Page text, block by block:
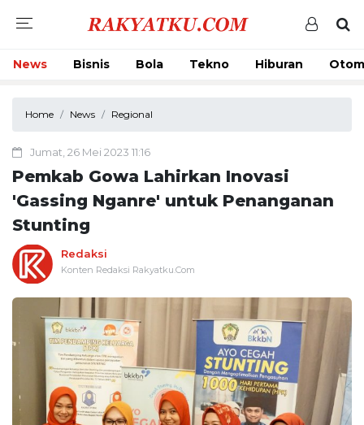
News Bisnis Bola Tekno Hiburan
Home News Regional
Jumat, 26 Mei 2023 11:16
Pemkab Gowa Lahirkan Inovasi
'Gassing Nganre' untuk Penanganan
Stunting
Redaksi
Konten Redaksi Rakyatku.Com